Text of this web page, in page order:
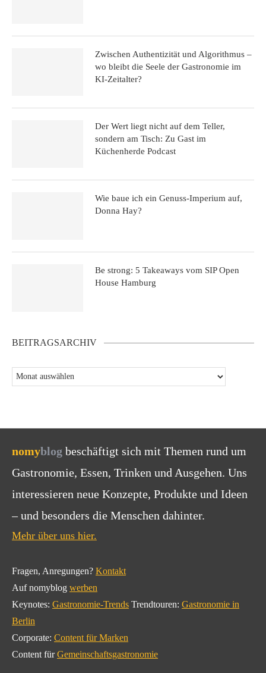
Zwischen Authentizität und Algorithmus –
wo bleibt die Seele der Gastronomie im
KI-Zeitalter?
Der Wert liegt nicht auf dem Teller,
sondern am Tisch: Zu Gast im
Küchenherde Podcast
Wie baue ich ein Genuss-Imperium auf,
Donna Hay?
Be strong: 5 Takeaways vom SIP Open
House Hamburg
BEITRAGSARCHIV
nomyblog beschäftigt sich mit Themen rund um
Gastronomie, Essen, Trinken und Ausgehen. Uns
interessieren neue Konzepte, Produkte und Ideen
– und besonders die Menschen dahinter.
Mehr über uns hier.
Fragen, Anregungen? Kontakt
Auf nomyblog werben
Keynotes: Gastronomie-Trends Trendtouren: Gastronomie in
Berlin
Corporate: Content für Marken
Content fürGemeinschaftsgastronomie